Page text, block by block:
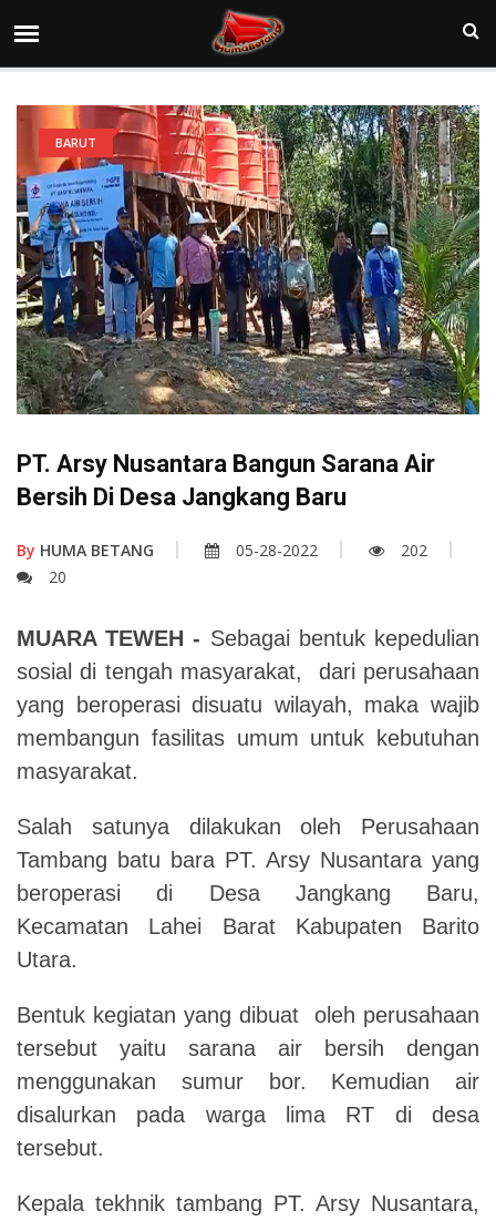
BARUT
PT. Arsy Nusantara Bangun Sarana Air
Bersih Di Desa Jangkang Baru
By HUMA BETANG 05-28-2022
202
20
MUARA TEWEH - Sebagai bentuk kepedulian
sosial di tengah masyarakat, dari perusahaan
yang beroperasi disuatu wilayah, maka wajib
membangun fasilitas umum untuk kebutuhan
masyarakat.
Salah satunya dilakukan oleh Perusahaan
Tambang batu bara PT. Arsy Nusantara yang
beroperasi di Desa Jangkang Baru,
Kecamatan Lahei Barat Kabupaten Barito
Utara.
Bentuk kegiatan yang dibuat oleh perusahaan
tersebut yaitu sarana air bersih dengan
menggunakan sumur bor. Kemudian air
disalurkan pada warga lima RT di desa
tersebut.
Kepala tekhnik tambang PT. Arsy Nusantara,